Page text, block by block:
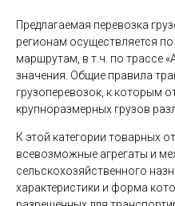
Предлагаемая перевозка
регионам осуществляется
маршрутам, в т.ч. по трассе
значения. Общие правила
грузоперевозок, к которым
крупноразмерных грузов
К этой категории товарных
всевозможные агрегаты и
сельскохозяйственного
характеристики и форма